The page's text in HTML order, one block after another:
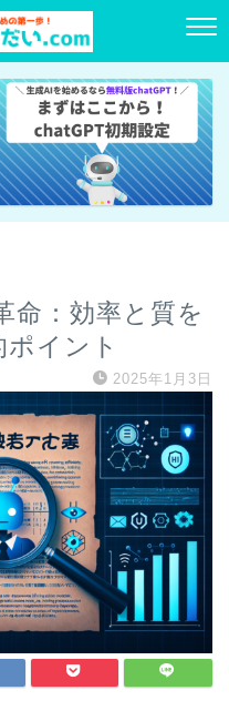
命：効率と質を
イント
2025年1月3日